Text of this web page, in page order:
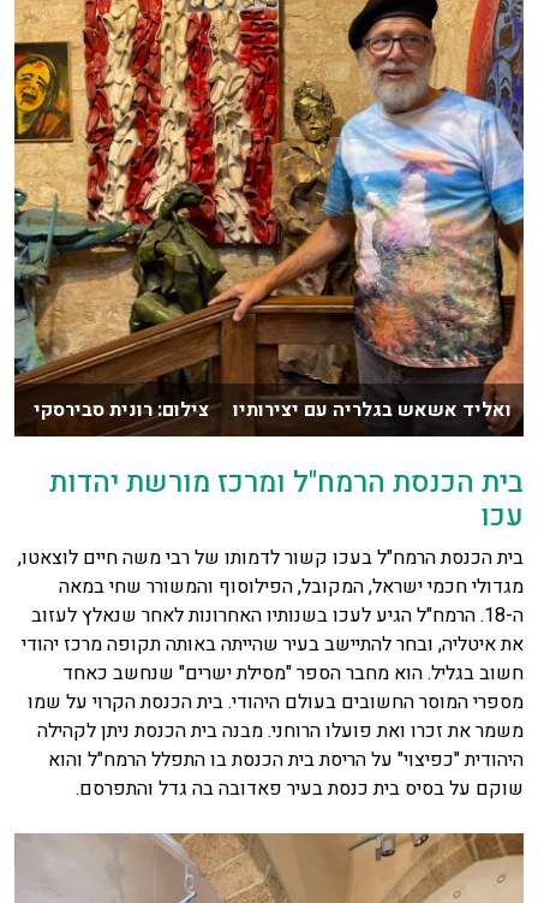
ואליד אשאש בגלריה עם יצירותיו צילום: רונית סבירסקי
בית הכנסת הרמח"ל ומרכז מורשת יהדות
עכו
בית הכנסת הרמח"ל בעכו קשור לדמותו של רבי משה חיים לוצאטו,
מגדולי חכמי ישראל, המקובל, הפילוסוף והמשורר שחי במאה
ה-18. הרמח"ל הגיע לעכו בשנותיו האחרונות לאחר שנאלץ לעזוב
את איטליה, ובחר להתיישב בעיר שהייתה באותה תקופה מרכז יהודי
חשוב בגליל. הוא מחבר הספר "מסילת ישרים" שנחשב כאחד
מספרי המוסר החשובים בעולם היהודי. בית הכנסת הקרוי על שמו
משמר את זכרו ואת פועלו הרוחני. מבנה בית הכנסת ניתן לקהילה
היהודית "כפיצוי" על הריסת בית הכנסת בו התפלל הרמח"ל והוא
שוקם על בסיס בית כנסת בעיר פאדובה בה גדל והתפרסם.